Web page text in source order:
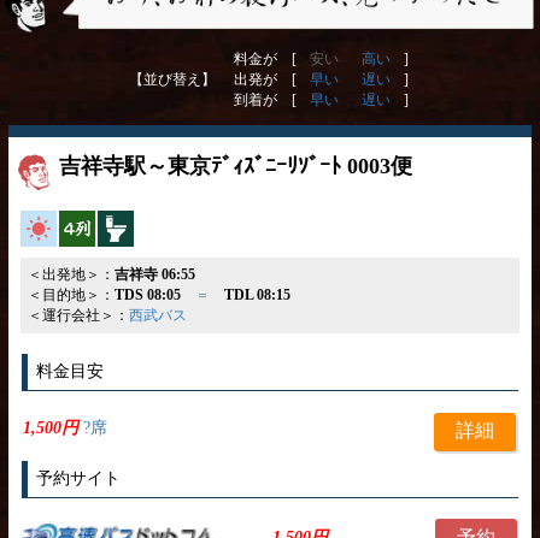
【並び替え】
料金が [ 安い 高い
]
出発が [
早い 遅い
]
到着が [
早い 遅い ]
吉祥寺駅～東京ﾃﾞｨｽﾞﾆｰﾘｿﾞｰﾄ 0003便
高速バス横4列
＜出発地＞： 吉祥寺 06:55
＜目的地＞： TDS 08:05＝ TDL 08:15
＜運行会社＞： 西武バス
料金目安
1,500円?席 詳細
予約サイト